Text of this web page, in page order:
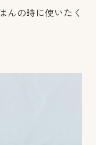
んの時に使いたく